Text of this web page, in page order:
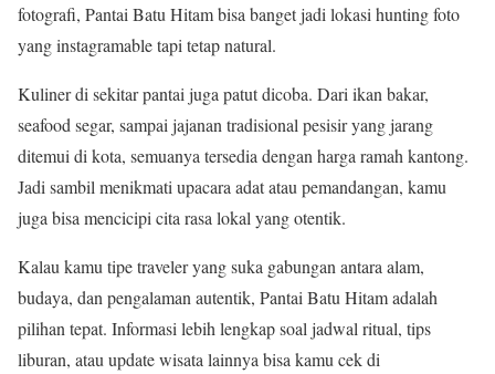
fotografi, Pantai Batu Hitam bisa banget jadi lokasi hunting foto
yang instagramable tapi tetap natural.
Kuliner di sekitar pantai juga patut dicoba. Dari ikan bakar,
seafood segar, sampai jajanan tradisional pesisir yang jarang
ditemui di kota, semuanya tersedia dengan harga ramah kantong.
Jadi sambil menikmati upacara adat atau pemandangan, kamu
juga bisa mencicipi cita rasa lokal yang otentik.
Kalau kamu tipe traveler yang suka gabungan antara alam,
budaya, dan pengalaman autentik, Pantai Batu Hitam adalah
pilihan tepat. Informasi lebih lengkap soal jadwal ritual, tips
liburan, atau update wisata lainnya bisa kamu cek di